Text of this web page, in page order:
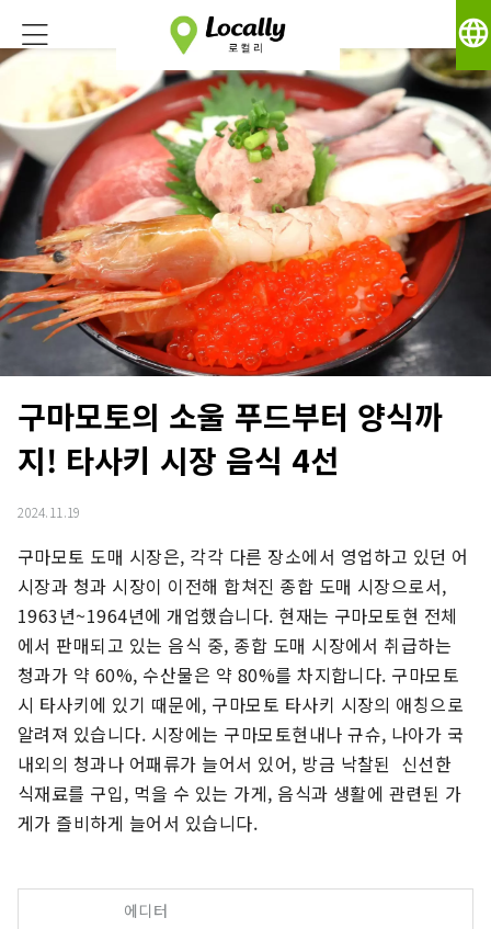
language
구마모토의 소울 푸드부터 양식까
지! 타사키 시장 음식 4선
2024.11.19
구마모토 도매 시장은, 각각 다른 장소에서 영업하고 있던 어
시장과 청과 시장이 이전해 합쳐진 종합 도매 시장으로서,
1963년~1964년에 개업했습니다. 현재는 구마모토현 전체
에서 판매되고 있는 음식 중, 종합 도매 시장에서 취급하는
청과가 약 60%, 수산물은 약 80%를 차지합니다. 구마모토
시 타사키에 있기 때문에, 구마모토 타사키 시장의 애칭으로
알려져 있습니다. 시장에는 구마모토현내나 규슈, 나아가 국
내외의 청과나 어패류가 늘어서 있어, 방금 낙찰된  신선한
식재료를 구입, 먹을 수 있는 가게, 음식과 생활에 관련된 가
게가 즐비하게 늘어서 있습니다.
에디터